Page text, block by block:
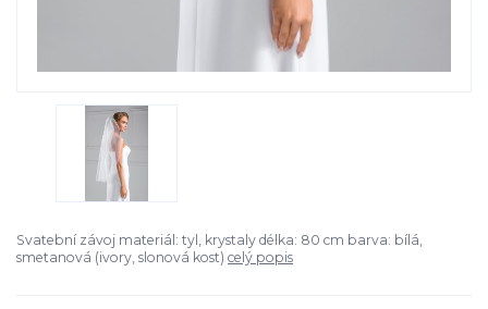
Svatební závoj materiál: tyl, krystaly délka: 80 cm barva: bílá,
smetanová (ivory, slonová kost) celý popis